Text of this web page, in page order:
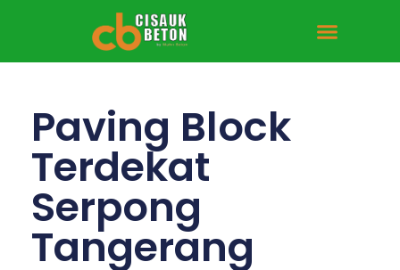
Paving Block
Terdekat
Serpong
Tangerang